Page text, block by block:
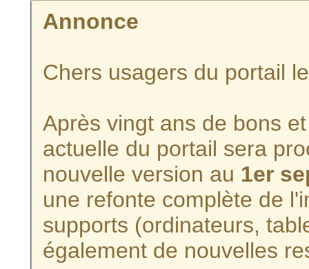
Annonce
Chers usagers du portail
Après vingt ans de bons
actuelle du portail sera
nouvelle version au 1er
une refonte complète de
supports (ordinateurs,
également de nouvelles